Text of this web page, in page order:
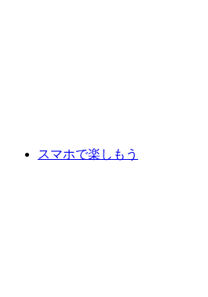
スマホで楽しもう